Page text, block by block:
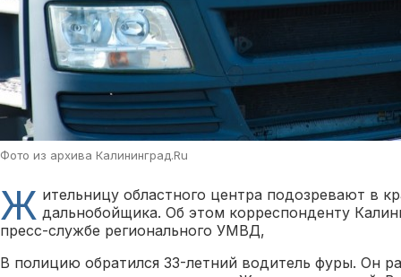
Фото из архива Калининград.Ru
Ж ительницу областного центра подозревают в
дальнобойщика. Об этом корреспонденту
пресс-службе регионального УМВД,
В полицию обратился 33-летний водитель фуры. Он